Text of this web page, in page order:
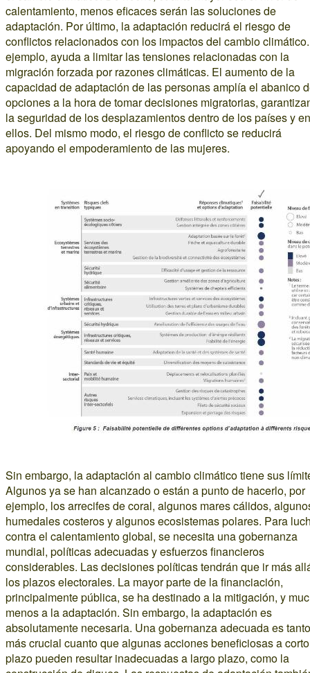
calentamiento, menos eficaces serán las soluciones de
adaptación. Por último, la adaptación reducirá el riesgo de
conflictos relacionados con los impactos del cambio
ejemplo, ayuda a limitar las tensiones relacionadas con la
migración forzada por razones climáticas. El aumento de la
capacidad de adaptación de las personas amplía el abanico
opciones a la hora de tomar decisiones migratorias,
la seguridad de los desplazamientos dentro de los países y
ellos. Del mismo modo, el riesgo de conflicto se reducirá
apoyando el empoderamiento de las mujeres.
Sin embargo, la adaptación al cambio climático tiene sus
Algunos ya se han alcanzado o están a punto de hacerlo, por
ejemplo, los arrecifes de coral, algunos mares cálidos,
humedales costeros y algunos ecosistemas polares. Para
contra el calentamiento global, se necesita una gobernanza
mundial, políticas adecuadas y esfuerzos financieros
considerables. Las decisiones políticas tendrán que ir más
los plazos electorales. La mayor parte de la financiación,
principalmente pública, se ha destinado a la mitigación, y
menos a la adaptación. Sin embargo, la adaptación es
absolutamente necesaria. Una gobernanza adecuada es tanto
más crucial cuanto que algunas acciones beneficiosas a corto
plazo pueden resultar inadecuadas a largo plazo, como la